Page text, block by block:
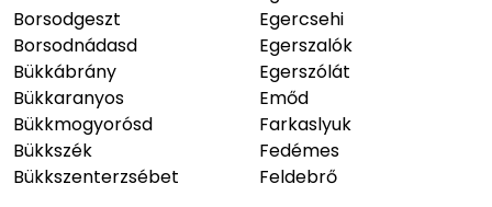
Borsodgeszt
Borsodnádasd
Bükkábrány
Bükkaranyos
Bükkmogyorósd
Bükkszék
Bükkszenterzsébet
Egercsehi
Egerszalók
Egerszólát
Emőd
Farkaslyuk
Fedémes
Feldebrő